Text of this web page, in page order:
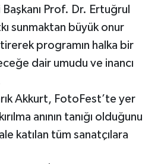
Prof. Dr. Ertuğrul
sunmaktan büyük onur
programın halka bir
dair umudu ve inancı
Akkurt, FotoFest’te yer
anının tanığı olduğunu
katılan tüm sanatçılara